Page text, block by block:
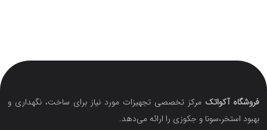
فروشگاه آکواتک مرکز تخصصی تجهیزات مورد نیاز برای ساخت، نگهداری و
بهبود استخر،سونا و جکوزی را ارائه می‌دهد.